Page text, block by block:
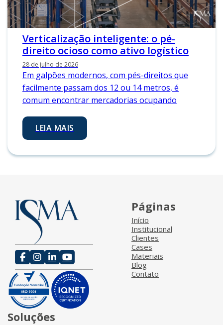
Verticalização inteligente: o pé-
direito ocioso como ativo logístico
28 de julho de 2026
Em galpões modernos, com pés-direitos que
facilmente passam dos 12 ou 14 metros, é
comum encontrar mercadorias ocupando
LEIA MAIS
Páginas
Início
Institucional
Clientes
Cases
Materiais
Blog
Contato
Soluções